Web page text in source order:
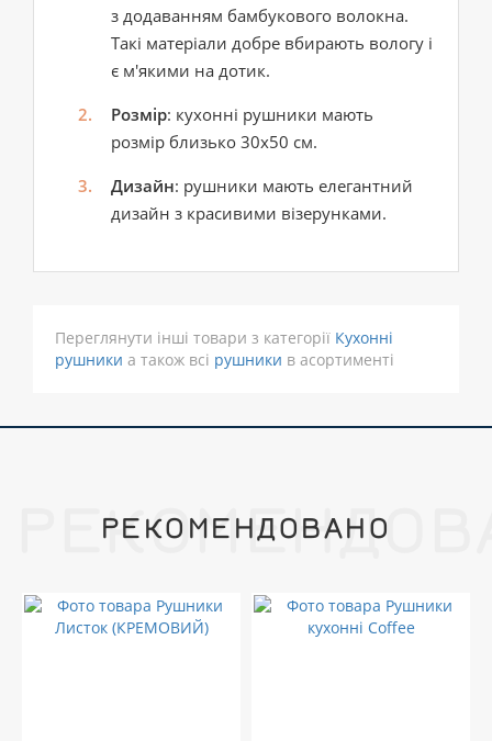
з додаванням бамбукового волокна.
Такі матеріали добре вбирають вологу і
є м'якими на дотик.
Розмір: кухонні рушники мають
розмір близько 30x50 см.
Дизайн: рушники мають елегантний
дизайн з красивими візерунками.
Переглянути інші товари з категорії Кухонні
рушники а також всі рушники в асортименті
РЕКОМЕНДОВАНО